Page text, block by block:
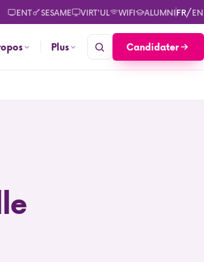
les calendriers des rentrées pour
ENT SESAME VIRT'UL WIFI ALUMNIFR/EN
Plus Candidater